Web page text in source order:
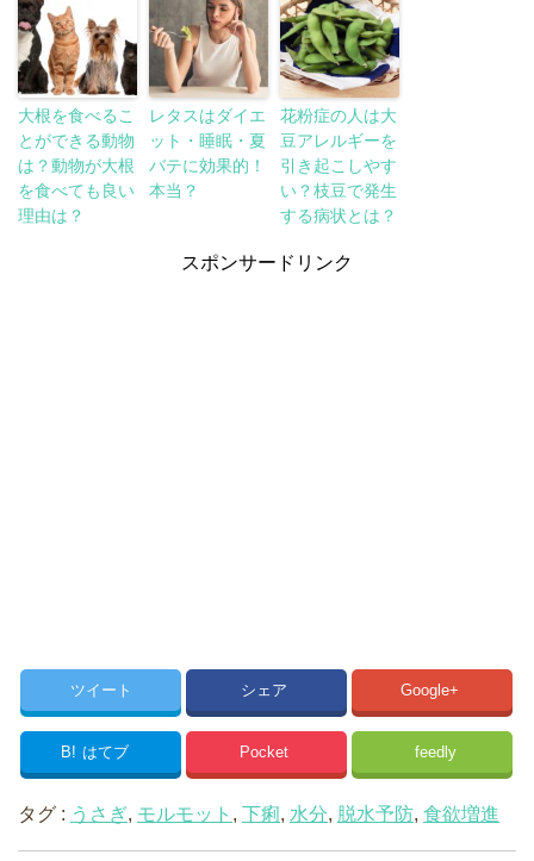
大根を食べるこ
とができる動物
は？動物が大根
を食べても良い
理由は？
レタスはダイエ
ット・睡眠・夏
バテに効果的！
本当？
花粉症の人は大
豆アレルギーを
引き起こしやす
い？枝豆で発生
する病状とは？
スポンサードリンク
ツイート シェア Google+
B! はてブ Pocket feedly
タグ : うさぎ, モルモット , 下痢, 水分, 脱水予防, 食欲増進